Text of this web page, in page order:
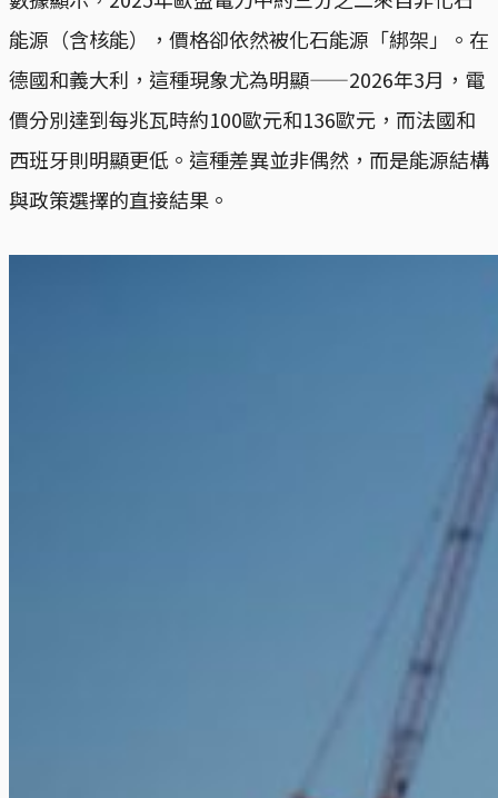
能源（含核能），價格卻依然被化石能源「綁架」。在
德國和義大利，這種現象尤為明顯——2026年3月，電
價分別達到每兆瓦時約100歐元和136歐元，而法國和
西班牙則明顯更低。這種差異並非偶然，而是能源結構
與政策選擇的直接結果。